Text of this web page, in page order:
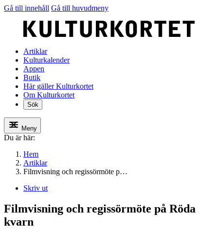
Gå till innehåll Gå till huvudmeny
Artiklar
Kulturkalender
Appen
Butik
Här gäller Kulturkortet
Om Kulturkortet
Sök
Meny
Du är här:
Hem
Artiklar
Filmvisning och regissörmöte p…
Skriv ut
Filmvisning och regissörmöte på Röda
kvarn